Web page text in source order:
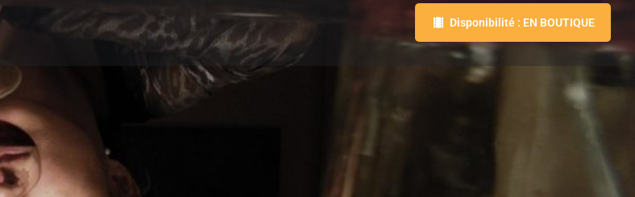
Disponibilité : EN BOUTIQUE
Acheter le DVD
Donnez votre avis